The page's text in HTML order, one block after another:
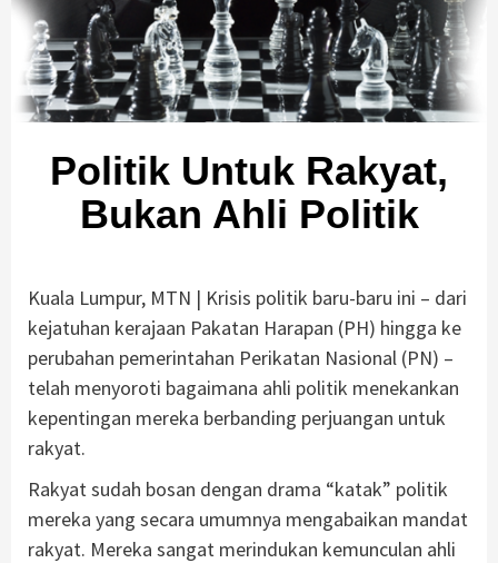
Politik Untuk Rakyat,
Bukan Ahli Politik
Kuala Lumpur, MTN | Krisis politik baru-baru ini – dari
kejatuhan kerajaan Pakatan Harapan (PH) hingga ke
perubahan pemerintahan Perikatan Nasional (PN) –
telah menyoroti bagaimana ahli politik menekankan
kepentingan mereka berbanding perjuangan untuk
rakyat.
Rakyat sudah bosan dengan drama “katak” politik
mereka yang secara umumnya mengabaikan mandat
rakyat. Mereka sangat merindukan kemunculan ahli